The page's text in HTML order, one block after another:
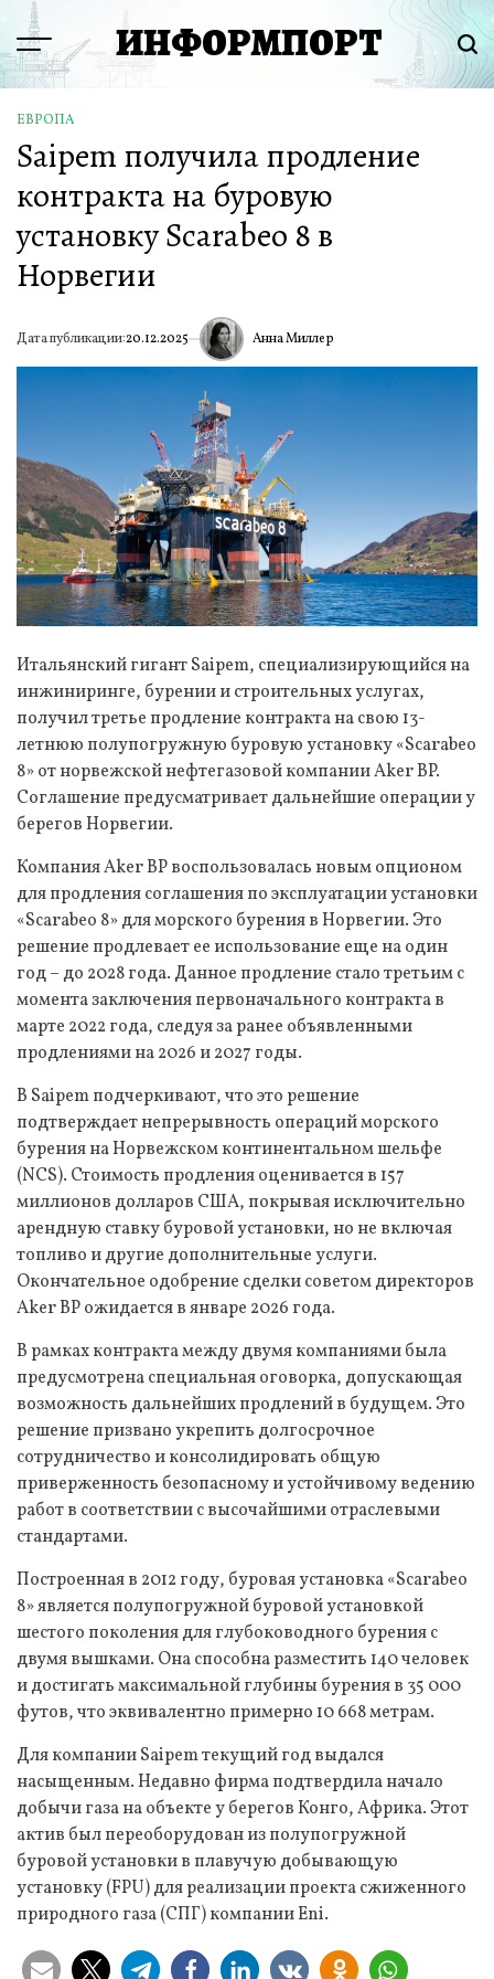
Перейти
содержимому
Menu ИНФОРМПОРТ
ОПУБЛИКОВАНО
В
ЕВРОПА
Saipem получила продление
контракта на буровую
установку Scarabeo 8 в
Норвегии
Дата публикации:20.12.2025 ИА Анна Миллер
Итальянский гигант Saipem, специализирующийся на
инжиниринге, бурении и строительных услугах,
получил третье продление контракта на свою 13-
летнюю полупогружную буровую установку «Scarabeo
8» от норвежской нефтегазовой компании Aker BP.
Соглашение предусматривает дальнейшие операции у
берегов Норвегии.
Компания Aker BP воспользовалась новым опционом
для продления соглашения по эксплуатации установки
«Scarabeo 8» для морского бурения в Норвегии. Это
решение продлевает ее использование еще на один
год – до 2028 года. Данное продление стало третьим с
момента заключения первоначального контракта в
марте 2022 года, следуя за ранее объявленными
продлениями на 2026 и 2027 годы.
В Saipem подчеркивают, что это решение
подтверждает непрерывность операций морского
бурения на Норвежском континентальном шельфе
(NCS). Стоимость продления оценивается в 157
миллионов долларов США, покрывая исключительно
арендную ставку буровой установки, но не включая
топливо и другие дополнительные услуги.
Окончательное одобрение сделки советом директоров
Aker BP ожидается в январе 2026 года.
В рамках контракта между двумя компаниями была
предусмотрена специальная оговорка, допускающая
возможность дальнейших продлений в будущем. Это
решение призвано укрепить долгосрочное
сотрудничество и консолидировать общую
приверженность безопасному и устойчивому ведению
работ в соответствии с высочайшими отраслевыми
стандартами.
Построенная в 2012 году, буровая установка «Scarabeo
8» является полупогружной буровой установкой
шестого поколения для глубоководного бурения с
двумя вышками. Она способна разместить 140 человек
и достигать максимальной глубины бурения в 35 000
футов, что эквивалентно примерно 10 668 метрам.
Для компании Saipem текущий год выдался
насыщенным. Недавно фирма подтвердила начало
добычи газа на объекте у берегов Конго, Африка. Этот
актив был переоборудован из полупогружной
буровой установки в плавучую добывающую
установку (FPU) для реализации проекта сжиженного
природного газа (СПГ) компании Eni.